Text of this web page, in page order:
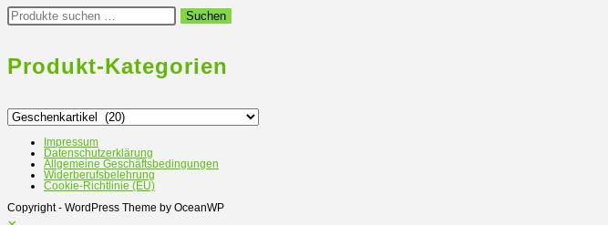
Suchen
Suchen
Produkt-Kategorien
Impressum
Datenschutzerklärung
Allgemeine Geschäftsbedingungen
Widerberufsbelehrung
Cookie-Richtlinie (EU)
Copyright - WordPress Theme by OceanWP